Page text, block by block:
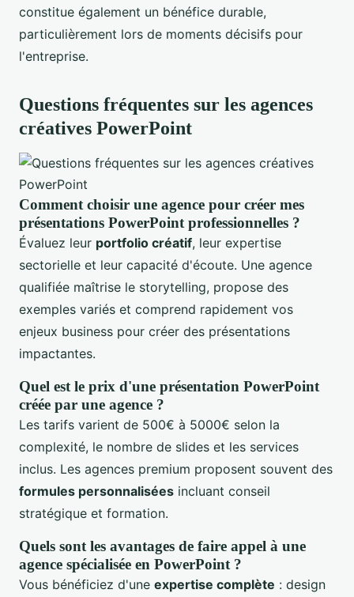
constitue également un bénéfice durable,
particulièrement lors de moments décisifs pour
l'entreprise.
Questions fréquentes sur les agences
créatives PowerPoint
Comment choisir une agence pour créer mes
présentations PowerPoint professionnelles ?
Évaluez leur portfolio créatif, leur expertise
sectorielle et leur capacité d'écoute. Une agence
qualifiée maîtrise le storytelling, propose des
exemples variés et comprend rapidement vos
enjeux business pour créer des présentations
impactantes.
Quel est le prix d'une présentation PowerPoint
créée par une agence ?
Les tarifs varient de 500€ à 5000€ selon la
complexité, le nombre de slides et les services
inclus. Les agences premium proposent souvent des
formules personnalisées incluant conseil
stratégique et formation.
Quels sont les avantages de faire appel à une
agence spécialisée en PowerPoint ?
Vous bénéficiez d'une expertise complète : design